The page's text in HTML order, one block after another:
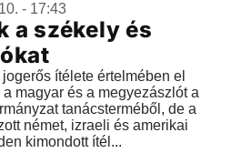
- 17:43
a székely és
ítélete értelmében el
magyar és a megyezászlót a
tanácsterméből, de a
német, izraeli és amerikai
kimondott ítél...